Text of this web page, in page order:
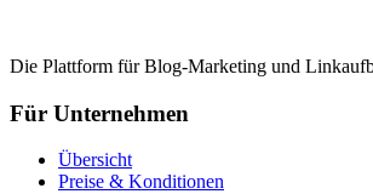
Die Plattform für Blog-Marketing und
Für Unternehmen
Übersicht
Preise & Konditionen